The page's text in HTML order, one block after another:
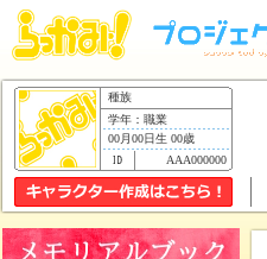
種族
学年：職業
00月00日生 00歳
AAA000000